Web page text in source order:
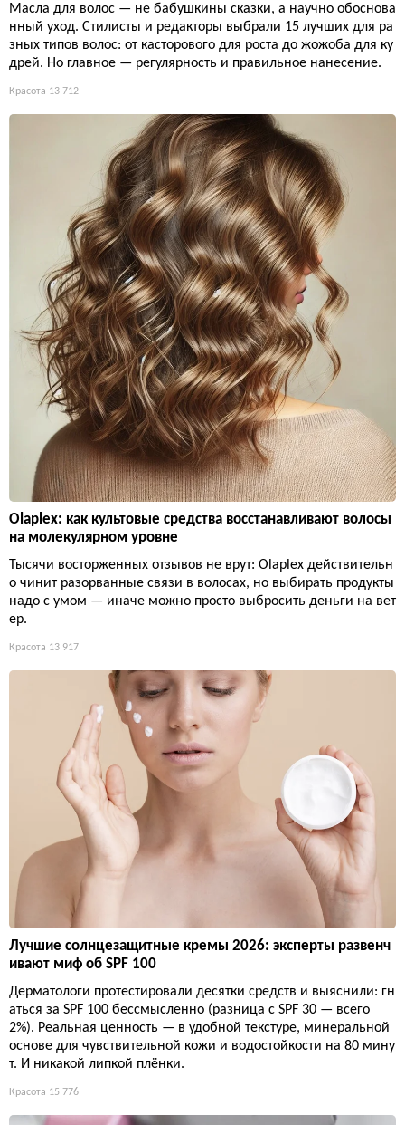
Масла для волос — не бабушкины сказки, а научно обоснова
нный уход. Стилисты и редакторы выбрали 15 лучших для ра
зных типов волос: от касторового для роста до жожоба для ку
дрей. Но главное — регулярность и правильное нанесение.
Красота 13 712
Olaplex: как культовые средства восстанавливают волосы
на молекулярном уровне
Тысячи восторженных отзывов не врут: Olaplex действительн
о чинит разорванные связи в волосах, но выбирать продукты
надо с умом — иначе можно просто выбросить деньги на вет
ер.
Красота 13 917
Лучшие солнцезащитные кремы 2026: эксперты развенч
ивают миф об SPF 100
Дерматологи протестировали десятки средств и выяснили: гн
аться за SPF 100 бессмысленно (разница с SPF 30 — всего
2%). Реальная ценность — в удобной текстуре, минеральной
основе для чувствительной кожи и водостойкости на 80 мину
т. И никакой липкой плёнки.
Красота 15 776